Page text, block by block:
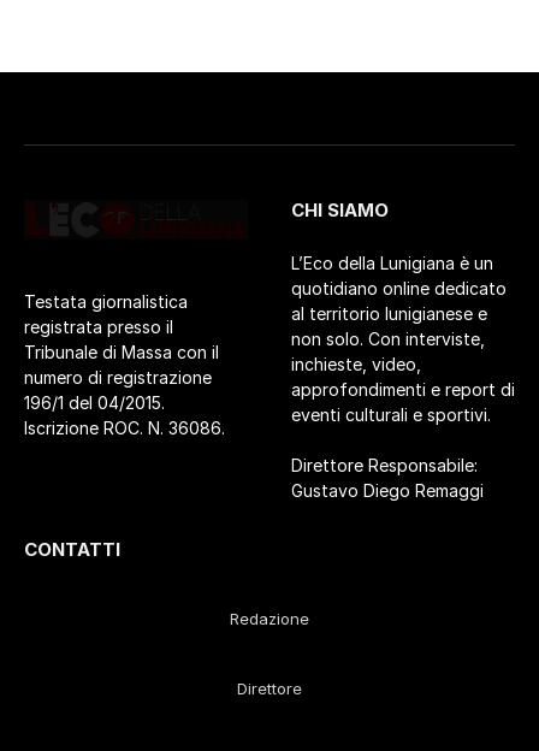
Testata giornalistica
registrata presso il
Tribunale di Massa con il
numero di registrazione
196/1 del 04/2015.
Iscrizione ROC. N. 36086.
CHI SIAMO
L’Eco della Lunigiana è un
quotidiano online dedicato
al territorio lunigianese e
non solo. Con interviste,
inchieste, video,
approfondimenti e report di
eventi culturali e sportivi.
Direttore Responsabile:
Gustavo Diego Remaggi
CONTATTI
Redazione
Direttore